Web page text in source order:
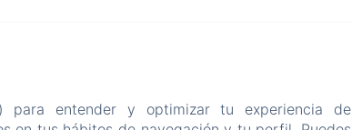
mínimas
para entender y optimizar tu experiencia de